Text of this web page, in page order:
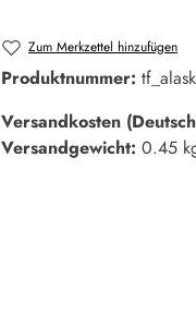
Zum Merkzettel hinzufügen
Produktnummer:
Versandkosten
Versandgewicht: 0.45